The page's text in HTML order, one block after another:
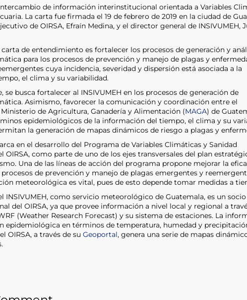
de información interinstitucional orientada a Variables
La carta fue firmada el 19 de febrero de 2019 en la ciudad de
de OIRSA, Efraín Medina, y el director general de INSIVUMEH,
de entendimiento es fortalecer los procesos de generación y
para los procesos de prevención y manejo de plagas y
cuya incidencia, severidad y dispersión está asociada a la
el clima y su variabilidad.
se busca fortalecer al INSIVUMEH en los procesos de generación de
Asimismo, favorecer la comunicación y coordinación entre el
Ministerio de Agricultura, Ganadería y Alimentación (MAGA) de
epidemiológicos de la información del tiempo, el clima y su
la generación de mapas dinámicos de riesgo a plagas y
en el desarrollo del Programa de Variables Climáticas y Sanidad
OIRSA, como parte de uno de los ejes transversales del plan
Una de las líneas de acción del programa propone mejorar la
de prevención y manejo de plagas emergentes y
meteorológica es vital, pues de esto depende tomar medidas a
INSIVUMEH, como servicio meteorológico de Guatemala, es un
del OIRSA, ya que provee información a nivel local y regional a
(Weather Research Forecast) y su sistema de estaciones. La
epidemiológica en términos de temperatura, humedad y
OIRSA, a través de su Geoportal, genera una serie de mapas